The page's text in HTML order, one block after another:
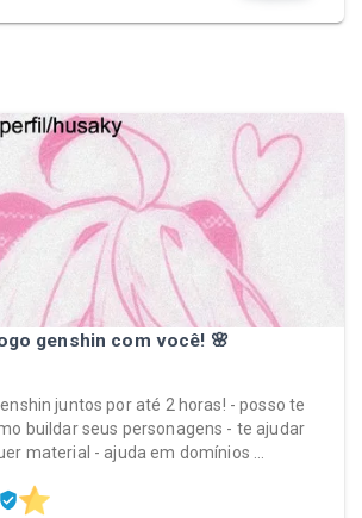
genshin com você! 🌸
juntos por até 2 horas! - posso te
buildar seus personagens - te ajudar
material - ajuda em domínios …